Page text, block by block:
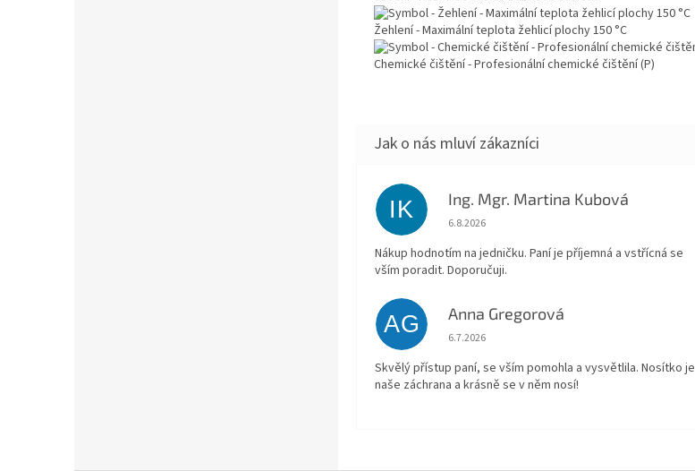
Žehlení - Maximální teplota žehlicí plochy 150 °C
Chemické čištění - Profesionální chemické čištění (P)
IK Ing. Mgr. Martina Kubová
Hodnocení obchodu je 5 z 5 hvězdiček.
6.8.2026
Nákup hodnotím na jedničku. Paní je příjemná a vstřícná se
vším poradit. Doporučuji.
AG Anna Gregorová
Hodnocení obchodu je 5 z 5 hvězdiček.
6.7.2026
Skvělý přístup paní, se vším pomohla a vysvětlila. Nosítko je
naše záchrana a krásně se v něm nosí!